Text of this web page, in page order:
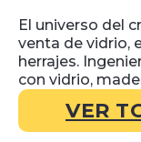
El universo del
venta de vidrio,
herrajes.
con vidrio,
VER